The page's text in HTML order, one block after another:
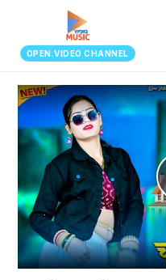
OPEN.VIDEO CHANNEL